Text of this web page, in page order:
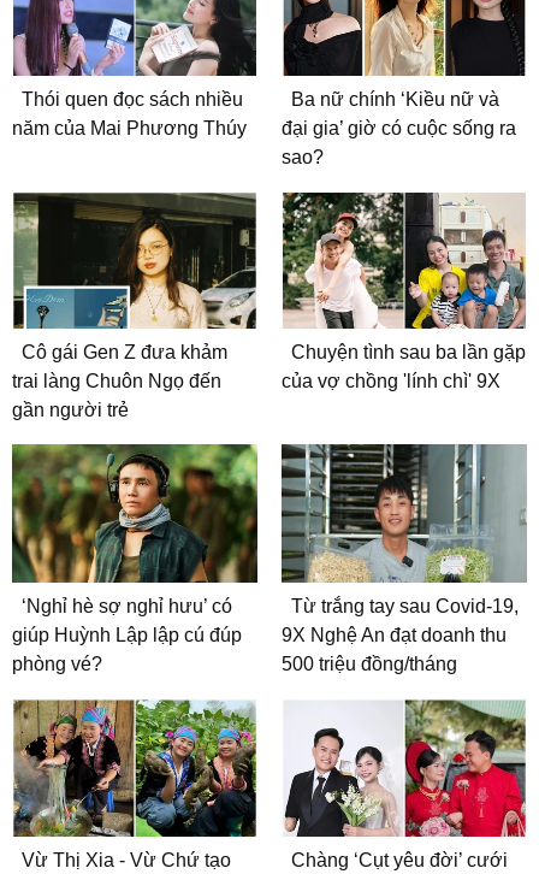
Thói quen đọc sách nhiều
năm của Mai Phương Thúy
Ba nữ chính ‘Kiều nữ và
đại gia’ giờ có cuộc sống ra
sao?
Cô gái Gen Z đưa khảm
trai làng Chuôn Ngọ đến
gần người trẻ
Chuyện tình sau ba lần gặp
của vợ chồng 'lính chì' 9X
‘Nghỉ hè sợ nghỉ hưu’ có
giúp Huỳnh Lập lập cú đúp
phòng vé?
Từ trắng tay sau Covid-19,
9X Nghệ An đạt doanh thu
500 triệu đồng/tháng
Vừ Thị Xia - Vừ Chứ tạo
Chàng ‘Cụt yêu đời’ cưới